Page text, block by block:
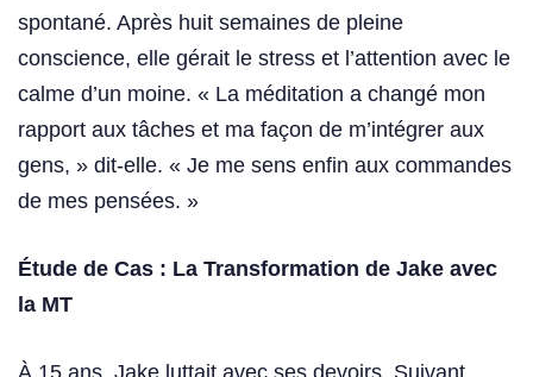
spontané. Après huit semaines de pleine
conscience, elle gérait le stress et l’attention avec le
calme d’un moine. « La méditation a changé mon
rapport aux tâches et ma façon de m’intégrer aux
gens, » dit-elle. « Je me sens enfin aux commandes
de mes pensées. »
Étude de Cas : La Transformation de Jake avec
la MT
À 15 ans, Jake luttait avec ses devoirs. Suivant